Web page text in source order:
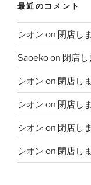
最近のコメント
シオン on 閉店し
Saoekoon 閉店し
シオン on 閉店し
シオン on 閉店し
シオン on 閉店し
シオン on 閉店し